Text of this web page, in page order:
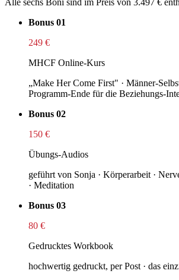
Bonus 01
249 €
MHCF Online-Kurs
„Make Her Come First" · Männer-
Programm-Ende für die Beziehungs-
Bonus 02
150 €
Übungs-Audios
geführt von Sonja · Körperarbeit ·
· Meditation
Bonus 03
80 €
Gedrucktes Workbook
hochwertig gedruckt, per Post · das